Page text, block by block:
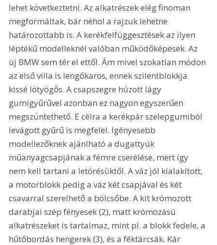
lehet következtetni. Az alkatrészek elég finoman
megformáltak, bár néhol a rajzuk lehetne
határozottabb is. A kerékfelfüggesztések az ilyen
léptékű modelleknél valóban működőképesek. Az
új BMW sem tér el ettől. Ám mivel szokatlan módon
az első villa is lengőkaros, ennek szilentblokkja
kissé lötyögős. A csapszegre húzott lágy
gumigyűrűvel azonban ez nagyon egyszerűen
megszüntethető. E célra a kerékpár szelepgumiból
levágott gyűrű is megfelel. Igényesebb
modellezőknek ajánlható a dugattyúk
műanyagcsapjának a fémre cserélése, mert így
nem kell tartani a letörésüktől. A váz jól kialakított,
a motorblokk pedig a váz két csapjával és két
csavarral szerelhető a bölcsőbe. A kit krómozott
darabjai szép fényesek (2), matt krómozású
alkatrészeket is tartalmaz, mint pl. a blokk fedele, a
hűtőbordás hengerek (3), és a féktárcsák. Kár